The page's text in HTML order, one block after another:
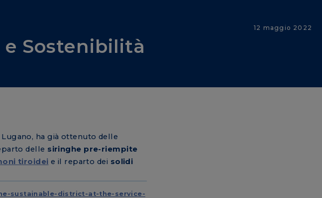
12 maggio 2022
e Sostenibilità
Lugano, ha già ottenuto delle
delle siringhe pre-riempite
tiroidei e il reparto dei solidi
sustainable-district-at-the-service-